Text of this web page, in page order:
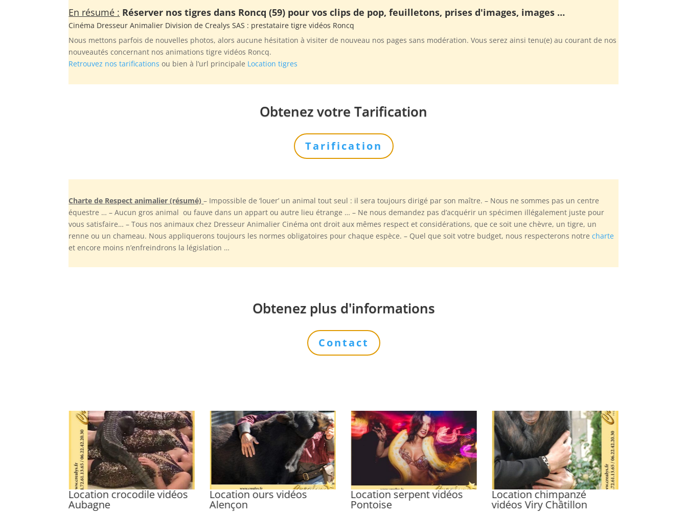
En résumé : Réserver nos tigres dans Roncq (59) pour vos clips de pop, feuilletons, prises d'images, images …
Cinéma Dresseur Animalier Division de Crealys SAS : prestataire tigre vidéos Roncq
Nous mettons parfois de nouvelles photos, alors aucune hésitation à visiter de nouveau nos pages sans modération. Vous serez ainsi tenu(e) au courant de nos
nouveautés concernant nos animations tigre vidéos Roncq.
Retrouvez nos tarifications ou bien à l’url principale Location tigres
Obtenez votre Tarification
Tarification
Charte de Respect animalier (résumé)– Impossible de ‘louer’ un animal tout seul : il sera toujours dirigé par son maître. – Nous ne sommes pas un centre
équestre … – Aucun gros animal ou fauve dans un appart ou autre lieu étrange … – Ne nous demandez pas d’acquérir un spécimen illégalement juste pour
vous satisfaire… – Tous nos animaux chez Dresseur Animalier Cinéma ont droit aux mêmes respect et considérations, que ce soit une chèvre, un tigre, un
renne ou un chameau. Nous appliquerons toujours les normes obligatoires pour chaque espèce. – Quel que soit votre budget, nous respecterons notrecharte
et encore moins n’enfreindrons la législation …
Obtenez plus d'informations
Contact
Location crocodile vidéos
Aubagne
Location ours vidéos
Alençon
Location serpent vidéos
Pontoise
Location chimpanzé
vidéos Viry Châtillon